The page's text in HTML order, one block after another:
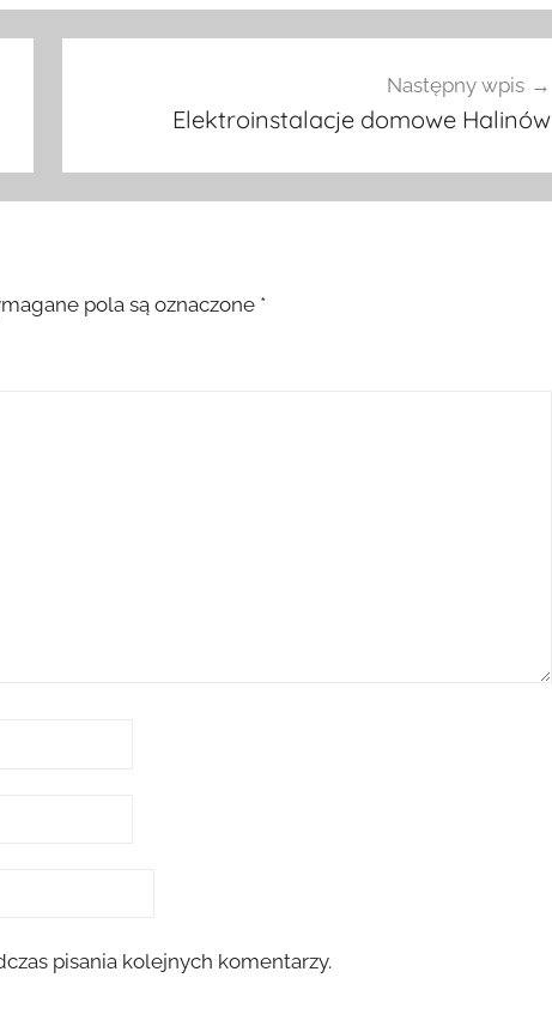
Następny wpis
Elektroinstalacje domowe Halinów
pola są oznaczone *
pisania kolejnych komentarzy.